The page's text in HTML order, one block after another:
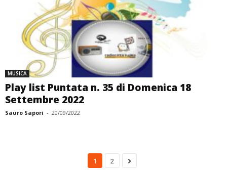
MUSICA
Play list Puntata n. 35 di Domenica 18
Settembre 2022
Sauro Sapori - 20/09/2022
1 2